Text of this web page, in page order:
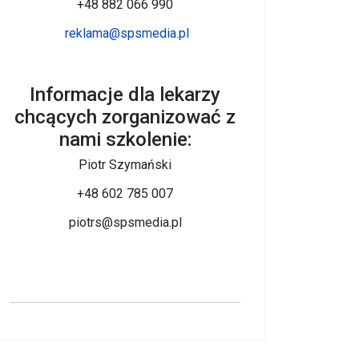
+48 882 066 990
reklama@spsmedia.pl
Informacje dla lekarzy
chcących zorganizować z
nami szkolenie:
Piotr Szymański
+48 602 785 007
piotrs@spsmedia.pl